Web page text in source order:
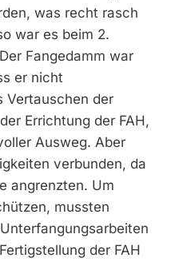
was recht rasch
war es beim 2.
Fangedamm war
er nicht
Vertauschen der
Errichtung der FAH,
Ausweg. Aber
verbunden, da
angrenzten. Um
mussten
der FAH